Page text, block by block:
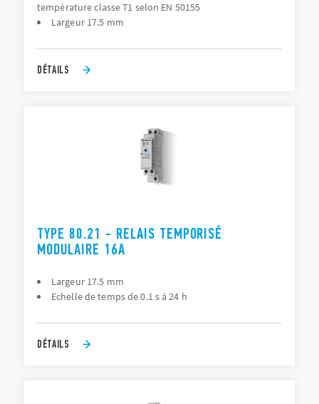
température classe T1 selon EN 50155
Largeur 17.5 mm
DÉTAILS
TYPE 80.21 - RELAIS TEMPORISÉ
MODULAIRE 16A
Largeur 17.5 mm
Echelle de temps de 0.1 s à 24 h
DÉTAILS